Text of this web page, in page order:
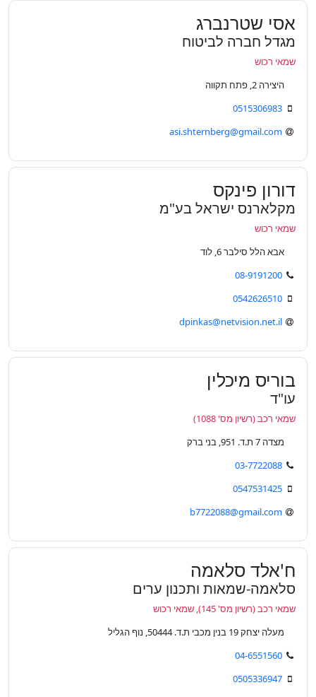
אסי שטרנברג
מגדל חברה לביטוח
שמאי רכוש
היצירה 2, פתח תקווה
0515306983
asi.shternberg@gmail.com
דורון פינקס
מקלארנס ישראל בע"מ
שמאי רכוש
אבא הלל סילבר 6, לוד
08-9191200
0542626510
dpinkas@netvision.net.il
בוריס מיכלין
עו"ד
שמאי רכב (רשיון מס' 1088)
מצדה 7 ת.ד. 951, בני ברק
03-7722088
0547531425
b7722088@gmail.com
ח'אלד סלאמה
סלאמה-שמאות ותכנון ערים
שמאי רכב (רשיון מס' 145), שמאי רכוש
מעלה יצחק 19 בנין מכבי ת.ד. 50444, נוף הגליל
04-6551560
0505336947